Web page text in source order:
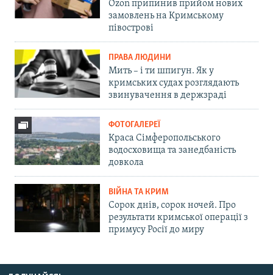
Ozon припинив прийом нових
замовлень на Кримському
півострові
ПРАВА ЛЮДИНИ
Мить – і ти шпигун. Як у
кримських судах розглядають
звинувачення в держзраді
ФОТОГАЛЕРЕЇ
Краса Сімферопольського
водосховища та занедбаність
довкола
ВІЙНА ТА КРИМ
Сорок днів, сорок ночей. Про
результати кримської операції з
примусу Росії до миру